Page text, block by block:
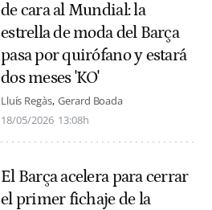
de cara al Mundial: la
estrella de moda del Barça
pasa por quirófano y estará
dos meses 'KO'
Lluís Regàs Gerard Boada
18/05/2026 13:08h
El Barça acelera para cerrar
el primer fichaje de la